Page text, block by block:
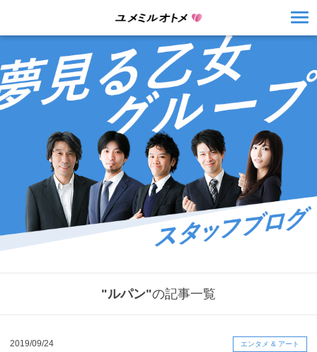
"ルパン"の記事一覧
2019/09/24 エンタメ & アート